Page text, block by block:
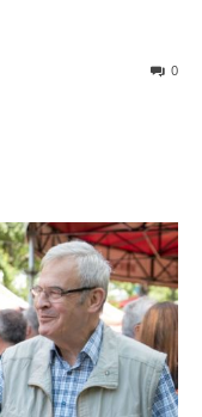
0